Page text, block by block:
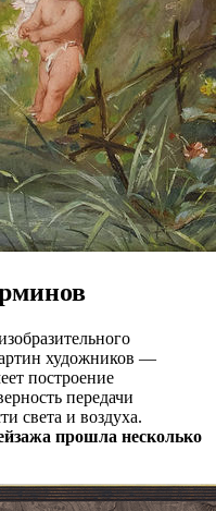
художников —
построение
передачи
света и воздуха.
прошла несколько